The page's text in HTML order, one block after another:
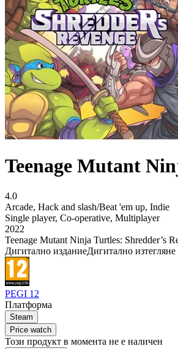
Teenage Mutant
4.0
Arcade, Hack and slash/Beat 'em up, Indie
Single player, Co-operative, Multiplayer
2022
Teenage Mutant Ninja Turtles: Shredder’s
Дигитално изданиеДигитално изтегляне
PEGI 12
Платформа
Steam
Price watch
Този продукт в момента не е наличен